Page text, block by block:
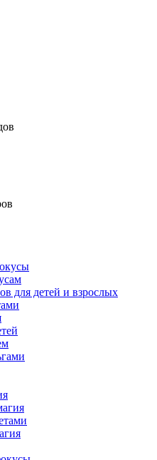
для детей и взрослых